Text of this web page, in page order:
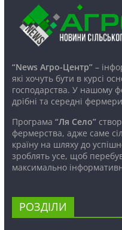
“News Агро-Центр”–
які хочуть бути в курсі
господарства. У нашому
дрібні та середні
Програма “Ля Село”
фермерства, адже саме
країну на шляху до
зроблять усе, щоб
максимально
РОЗДІЛИ